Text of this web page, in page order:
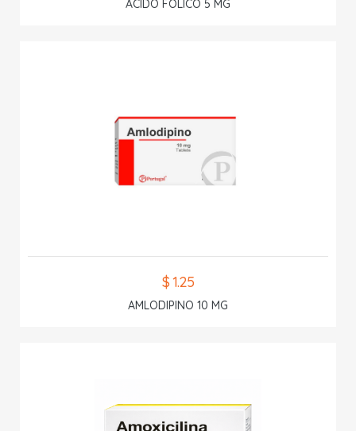
ACIDO FOLICO 5 MG
$ 1.25
AMLODIPINO 10 MG